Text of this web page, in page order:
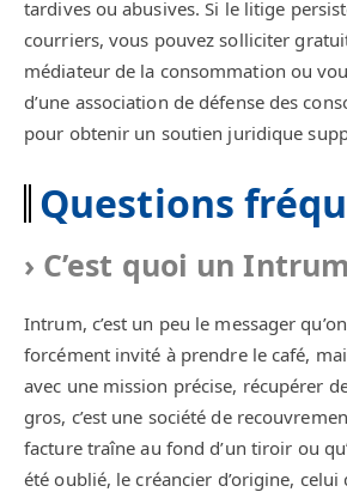
tardives ou abusives. Si le litige
courriers, vous pouvez solliciter
médiateur de la consommation ou
d’une association de défense des
pour obtenir un soutien juridique
Questions
C’est quoi un
Intrum, c’est un peu le messager qu’on
forcément invité à prendre le café,
avec une mission précise, récupérer
gros, c’est une société de
facture traîne au fond d’un tiroir ou
été oublié, le créancier d’origine, celui